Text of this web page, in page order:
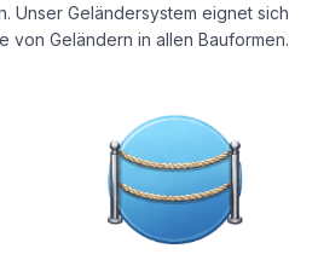
Unser Geländersystem eignet sich
von Geländern in allen Bauformen.